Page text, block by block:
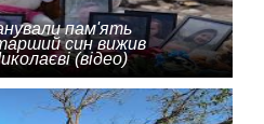
пам'ять
син вижив
(відео)